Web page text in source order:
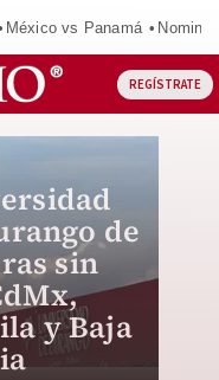
México vs Panamá
REGÍSTRATE
de
sin
y Baja